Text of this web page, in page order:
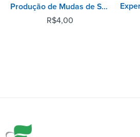
Produção de Mudas de Seringueiras
R$4,00